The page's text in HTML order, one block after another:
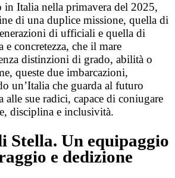
Italia nella primavera del 2025,
di una duplice missione, quella di
di ufficiali e quella di
e concretezza, che il mare
distinzioni di grado, abilità o
queste due imbarcazioni,
un’Italia che guarda al futuro
alle sue radici, capace di coniugare
disciplina e inclusività.
Stella. Un equipaggio
e dedizione